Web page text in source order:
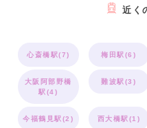
近く
心斎橋駅(7) 梅田駅(6)
大阪阿部野橋
駅(4)
難波駅(3)
今福鶴見駅(2) 西大橋駅(1)